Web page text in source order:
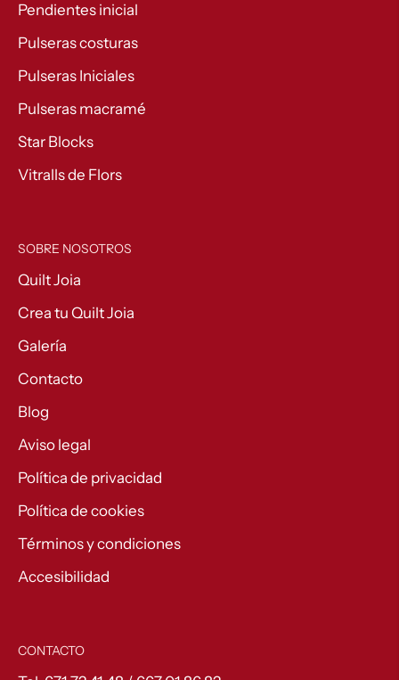
Pendientes inicial
Pulseras costuras
Pulseras Iniciales
Pulseras macramé
Star Blocks
Vitralls de Flors
SOBRE NOSOTROS
Quilt Joia
Crea tu Quilt Joia
Galería
Contacto
Blog
Aviso legal
Política de privacidad
Política de cookies
Términos y condiciones
Accesibilidad
CONTACTO